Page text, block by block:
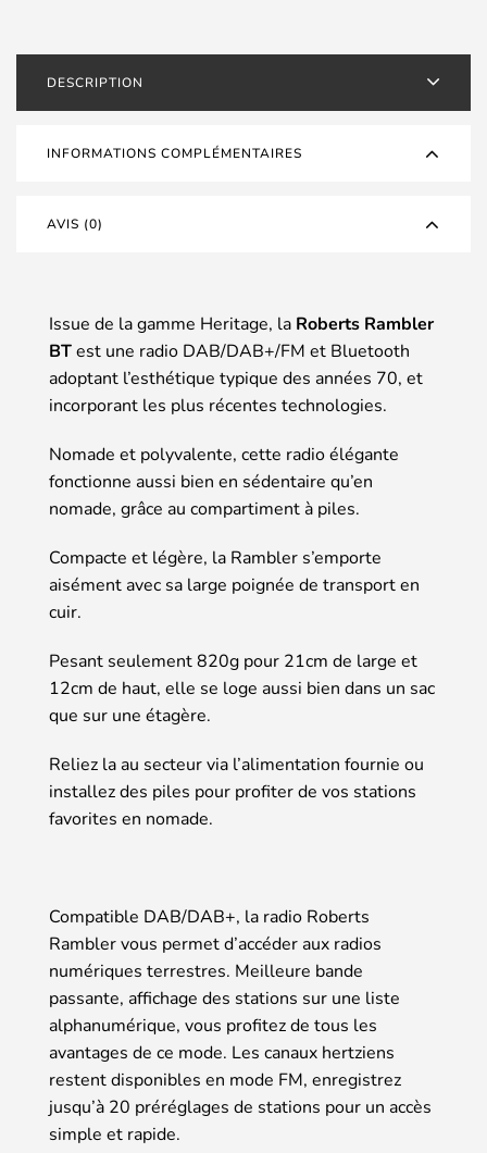
DESCRIPTION
INFORMATIONS COMPLÉMENTAIRES
AVIS (0)
Issue de la gamme Heritage, la Roberts Rambler
BTest une radio DAB/DAB+/FM et Bluetooth
adoptant l’esthétique typique des années 70, et
incorporant les plus récentes technologies.
Nomade et polyvalente, cette radio élégante
fonctionne aussi bien en sédentaire qu’en
nomade, grâce au compartiment à piles.
Compacte et légère, la Rambler s’emporte
aisément avec sa large poignée de transport en
cuir.
Pesant seulement 820g pour 21cm de large et
12cm de haut, elle se loge aussi bien dans un sac
que sur une étagère.
Reliez la au secteur via l’alimentation fournie ou
installez des piles pour profiter de vos stations
favorites en nomade.
Compatible DAB/DAB+, la radio Roberts
Rambler vous permet d’accéder aux radios
numériques terrestres. Meilleure bande
passante, affichage des stations sur une liste
alphanumérique, vous profitez de tous les
avantages de ce mode. Les canaux hertziens
restent disponibles en mode FM, enregistrez
jusqu’à 20 préréglages de stations pour un accès
simple et rapide.